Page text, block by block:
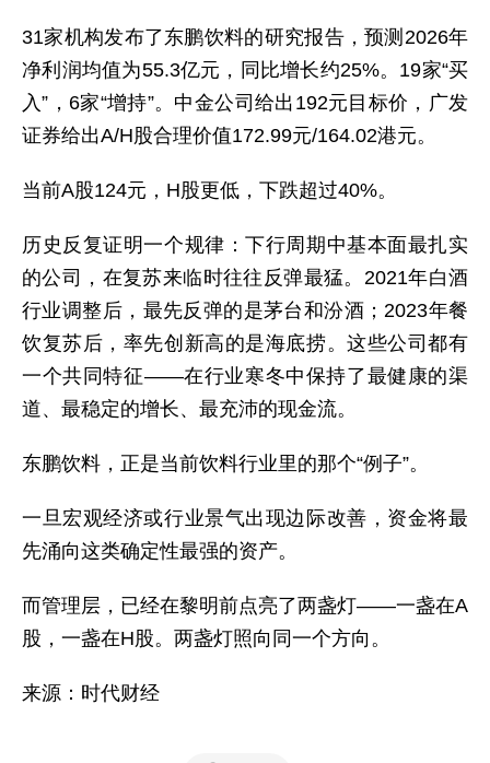
31家机构发布了东鹏饮料的研究报告，预测2026年
净利润均值为55.3亿元，同比增长约25%。19家“买
入”，6家“增持”。中金公司给出192元目标价，广发
证券给出A/H股合理价值172.99元/164.02港元。
当前A股124元，H股更低，下跌超过40%。
历史反复证明一个规律：下行周期中基本面最扎实
的公司，在复苏来临时往往反弹最猛。2021年白酒
行业调整后，最先反弹的是茅台和汾酒；2023年餐
饮复苏后，率先创新高的是海底捞。这些公司都有
一个共同特征——在行业寒冬中保持了最健康的渠
道、最稳定的增长、最充沛的现金流。
东鹏饮料，正是当前饮料行业里的那个“例子”。
一旦宏观经济或行业景气出现边际改善，资金将最
先涌向这类确定性最强的资产。
而管理层，已经在黎明前点亮了两盏灯——一盏在A
股，一盏在H股。两盏灯照向同一个方向。
来源：时代财经